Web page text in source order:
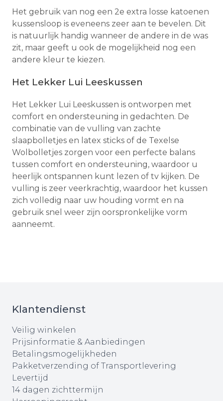
Het gebruik van nog een 2e extra losse katoenen
kussensloop is eveneens zeer aan te bevelen. Dit
is natuurlijk handig wanneer de andere in de was
zit, maar geeft u ook de mogelijkheid nog een
andere kleur te kiezen.
Het Lekker Lui Leeskussen
Het Lekker Lui Leeskussen is ontworpen met
comfort en ondersteuning in gedachten. De
combinatie van de vulling van zachte
slaapbolletjes en latex sticks of de Texelse
Wolbolletjes zorgen voor een perfecte balans
tussen comfort en ondersteuning, waardoor u
heerlijk ontspannen kunt lezen of tv kijken. De
vulling is zeer veerkrachtig, waardoor het kussen
zich volledig naar uw houding vormt en na
gebruik snel weer zijn oorspronkelijke vorm
aanneemt.
Klantendienst
Veilig winkelen
Prijsinformatie & Aanbiedingen
Betalingsmogelijkheden
Pakketverzending of Transportlevering
Levertijd
14 dagen zichttermijn